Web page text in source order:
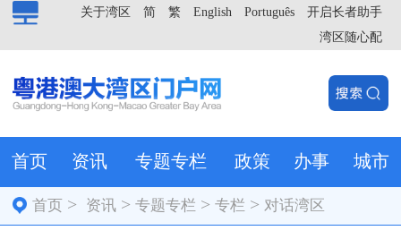
开启长者助手
Português
English
繁
简
关于湾区
湾区随心配
首页 资讯 专题专栏 政策 办事 城市
首页 > 资讯 >专题专栏 >专栏 > 对话湾区